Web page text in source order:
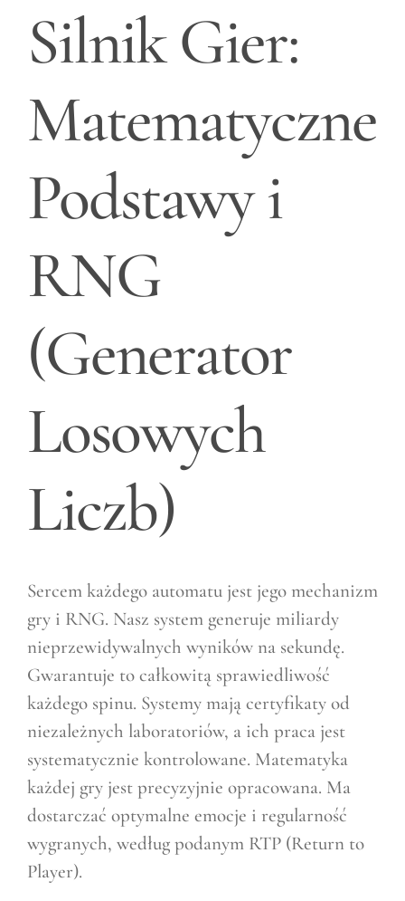
Silnik Gier:
Matematyczne
Podstawy i
RNG
(Generator
Losowych
Liczb)
Sercem każdego automatu jest jego mechanizm
gry i RNG. Nasz system generuje miliardy
nieprzewidywalnych wyników na sekundę.
Gwarantuje to całkowitą sprawiedliwość
każdego spinu. Systemy mają certyfikaty od
niezależnych laboratoriów, a ich praca jest
systematycznie kontrolowane. Matematyka
każdej gry jest precyzyjnie opracowana. Ma
dostarczać optymalne emocje i regularność
wygranych, według podanym RTP (Return to
Player).